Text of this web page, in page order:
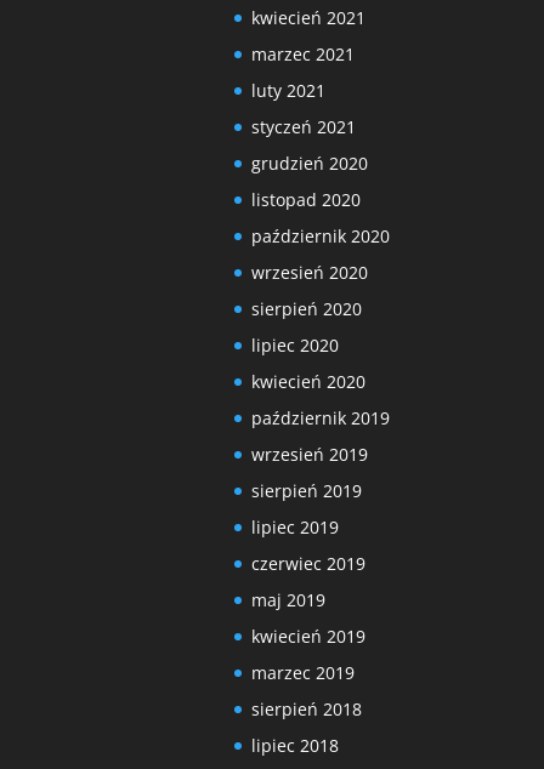
kwiecień 2021
marzec 2021
luty 2021
styczeń 2021
grudzień 2020
listopad 2020
październik 2020
wrzesień 2020
sierpień 2020
lipiec 2020
kwiecień 2020
październik 2019
wrzesień 2019
sierpień 2019
lipiec 2019
czerwiec 2019
maj 2019
kwiecień 2019
marzec 2019
sierpień 2018
lipiec 2018